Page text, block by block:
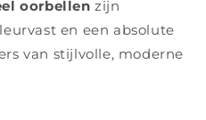
oorbellen zijn
en een absolute
van stijlvolle, moderne